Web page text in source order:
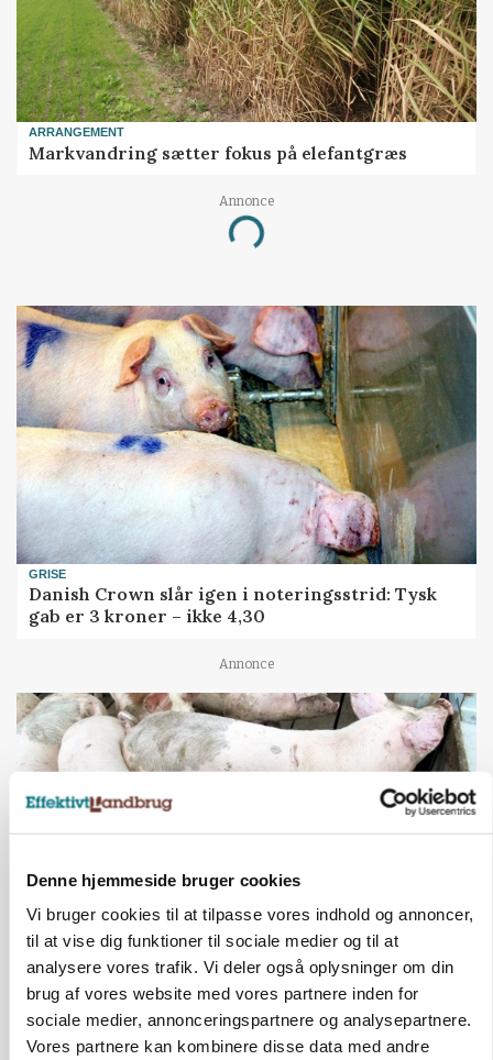
Denne hjemmeside bruger cookies
Vi bruger cookies til at tilpasse vores indhold og annoncer,
til at vise dig funktioner til sociale medier og til at
analysere vores trafik. Vi deler også oplysninger om din
brug af vores website med vores partnere inden for
sociale medier, annonceringspartnere og analysepartnere.
Vores partnere kan kombinere disse data med andre
ARRANGEMENT
Markvandring sætter fokus på elefantgræs
Annonce
Loading...
GRISE
Danish Crown slår igen i noteringsstrid: Tysk
gab er 3 kroner – ikke 4,30
Annonce
MARKED
Grisenoteringen står stille
Annonce